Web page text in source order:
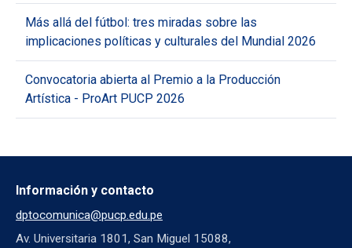
Más allá del fútbol: tres miradas sobre las
implicaciones políticas y culturales del Mundial 2026
Convocatoria abierta al Premio a la Producción
Artística - ProArt PUCP 2026
Información y contacto
dptocomunica@pucp.edu.pe
Av. Universitaria 1801, San Miguel 15088,